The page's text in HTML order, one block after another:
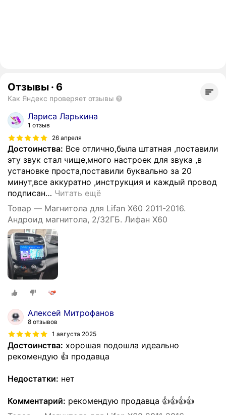
Отзывы · 6
Как Яндекс проверяет отзывы
Лариса Ларькина
1 отзыв
26 апреля
Достоинства: Все отлично,была штатная ,поставили
эту звук стал чище,много настроек для звука ,в
установке проста,поставили буквально за 20
минут,все аккуратно ,инструкция и каждый провод
подписан… Читать ещё
Товар — Магнитола для Lifan X60 2011-2016.
Андроид магнитола, 2/32ГБ. Лифан Х60
Алексей Митрофанов
8 отзывов
1 августа 2025
Достоинства: хорошая подошла идеально
рекомендую 👍 продавца
Недостатки: нет
Комментарий: рекомендую продавца 👍👍👍👍